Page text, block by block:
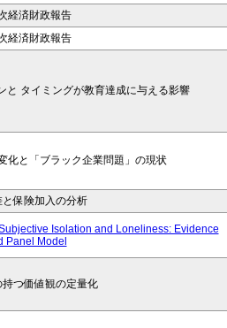
経済財政報告
経済財政報告
と タイミングが教育達成に与える影響
化と「ブラック企業問題」の現状
保険加入の分析
Isolation and Loneliness: Evidence
Panel Model
つ価値観の定量化